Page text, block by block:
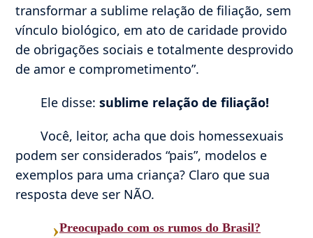
transformar a sublime relação de filiação, sem
vínculo biológico, em ato de caridade provido
de obrigações sociais e totalmente desprovido
de amor e comprometimento”.
Ele disse:sublime relação de filiação!
Você, leitor, acha que dois homessexuais
podem ser considerados “pais”, modelos e
exemplos para uma criança? Claro que sua
resposta deve ser NÃO.
›Preocupado com os rumos do Brasil?